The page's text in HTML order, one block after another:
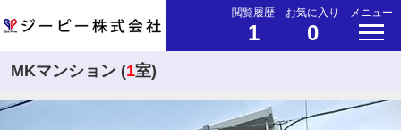
閲覧履歴
1
お気に入り
0
メニュー
MKマンション (1室)